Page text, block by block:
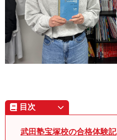
目次
武田塾宝塚校の合格体験記